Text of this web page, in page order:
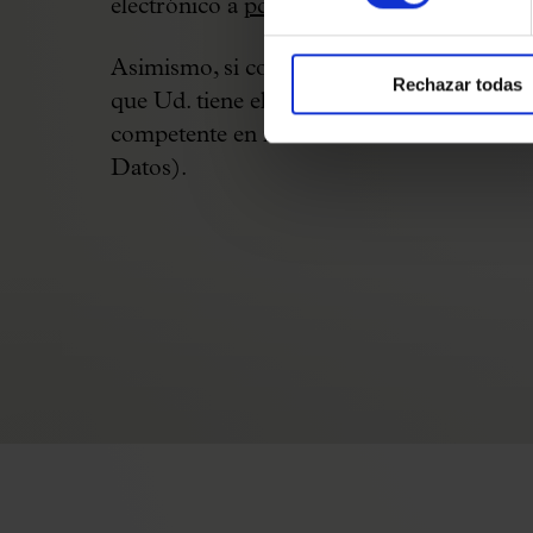
Rechazar todas
electrónico a pd@palaumusica.cat
Asimismo, si considera que sus
que Ud. tiene el derecho a presentar una
competente en materia de datos de
Datos).